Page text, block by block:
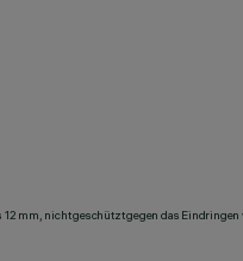
mm, nicht geschützt gegen das